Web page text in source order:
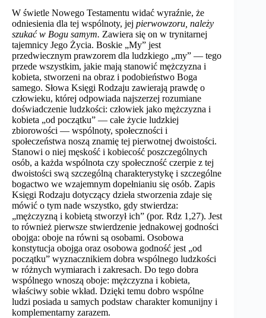
W świetle Nowego Testamentu widać wyraźnie, że
odniesienia dla tej wspólnoty, jej pierwowzoru, należy
szukać w Bogu samym. Zawiera się on w trynitarnej
tajemnicy Jego Życia. Boskie „My” jest
przedwiecznym prawzorem dla ludzkiego „my” — tego
przede wszystkim, jakie mają stanowić mężczyzna i
kobieta, stworzeni na obraz i podobieństwo Boga
samego. Słowa Księgi Rodzaju zawierają prawdę o
człowieku, której odpowiada najszerzej rozumiane
doświadczenie ludzkości: człowiek jako mężczyzna i
kobieta „od początku” — całe życie ludzkiej
zbiorowości — wspólnoty, społeczności i
społeczeństwa noszą znamię tej pierwotnej dwoistości.
Stanowi o niej męskość i kobiecość poszczególnych
osób, a każda wspólnota czy społeczność czerpie z tej
dwoistości swą szczególną charakterystykę i szczególne
bogactwo we wzajemnym dopełnianiu się osób. Zapis
Księgi Rodzaju dotyczący dzieła stworzenia zdaje się
mówić o tym nade wszystko, gdy stwierdza:
„mężczyzną i kobietą stworzył ich” (por. Rdz 1,27). Jest
to również pierwsze stwierdzenie jednakowej godności
obojga: oboje na równi są osobami. Osobowa
konstytucja obojga oraz osobowa godność jest „od
początku” wyznacznikiem dobra wspólnego ludzkości
w różnych wymiarach i zakresach. Do tego dobra
wspólnego wnoszą oboje: mężczyzna i kobieta,
właściwy sobie wkład. Dzięki temu dobro wspólne
ludzi posiada u samych podstaw charakter komunijny i
komplementarny zarazem.